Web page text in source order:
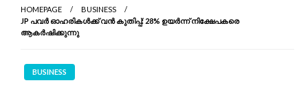
HOMEPAGE
BUSINESS
JP പവർ ഓഹരികൾക്ക് വൻ കുതിപ്പ്: 28% ഉയർന്ന് നിക്ഷേപകരെ
ആകർഷിക്കുന്നു
BUSINESS